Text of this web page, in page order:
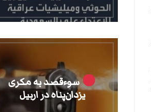
سوءقصد به مکری
یزدان‌پناه در اربیل